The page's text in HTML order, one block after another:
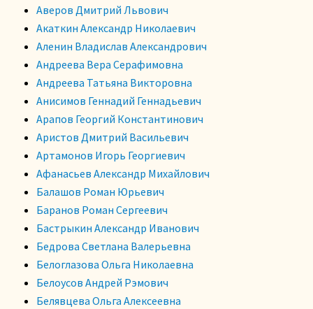
Аверов Дмитрий Львович
Акаткин Александр Николаевич
Аленин Владислав Александрович
Андреева Вера Серафимовна
Андреева Татьяна Викторовна
Анисимов Геннадий Геннадьевич
Арапов Георгий Константинович
Аристов Дмитрий Васильевич
Артамонов Игорь Георгиевич
Афанасьев Александр Михайлович
Балашов Роман Юрьевич
Баранов Роман Сергеевич
Бастрыкин Александр Иванович
Бедрова Светлана Валерьевна
Белоглазова Ольга Николаевна
Белоусов Андрей Рэмович
Белявцева Ольга Алексеевна